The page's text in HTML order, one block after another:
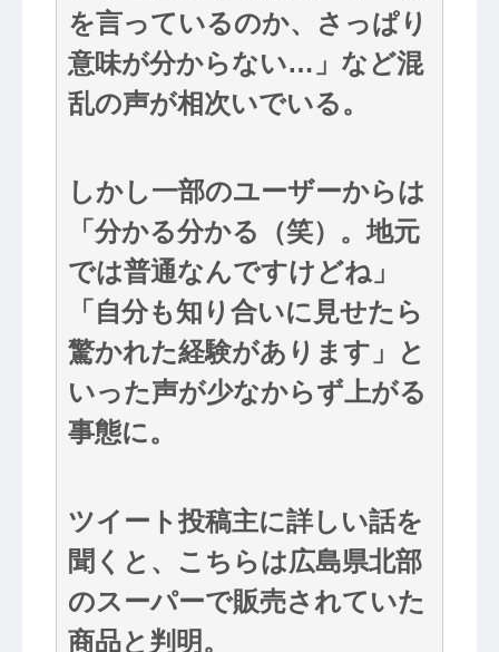
を言っているのか、さっぱり
意味が分からない…」など混
乱の声が相次いでいる。
しかし一部のユーザーからは
「分かる分かる（笑）。地元
では普通なんですけどね」
「自分も知り合いに見せたら
驚かれた経験があります」と
いった声が少なからず上がる
事態に。
ツイート投稿主に詳しい話を
聞くと、こちらは広島県北部
のスーパーで販売されていた
商品と判明。